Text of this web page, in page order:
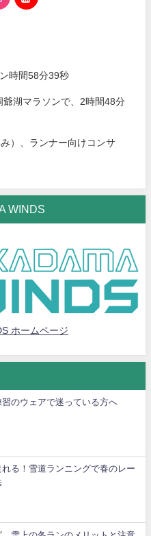
時間58分39秒
湖マラソンで、2時間48分
）、ランナー向けコンサ
WINDS
ホームページ
のウェアで迷っている方へ
る！雪道ランニングで春のレー